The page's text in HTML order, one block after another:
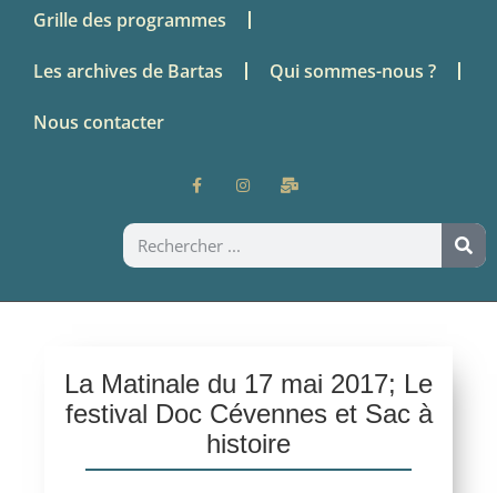
Grille des programmes
Les archives de Bartas Qui sommes-nous ?
Nous contacter
La Matinale du 17 mai 2017; Le
festival Doc Cévennes et Sac à
histoire